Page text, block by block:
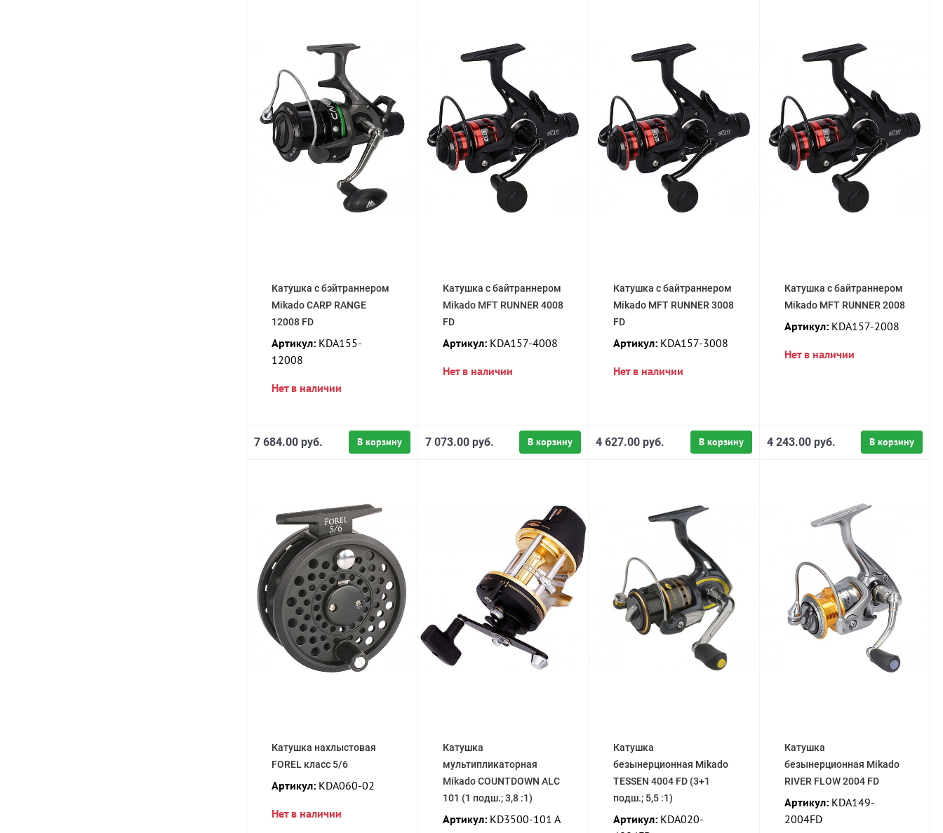
Катушка с бэйтраннером
Mikado CARP RANGE
12008 FD
Артикул: KDA155-
12008
Нет в наличии
В корзину
7 684.00 руб.
Катушка с байтраннером
Mikado MFT RUNNER 4008
FD
Артикул:KDA157-4008
Нет в наличии
В корзину
7 073.00 руб.
Катушка с байтраннером
Mikado MFT RUNNER 3008
FD
Артикул: KDA157-3008
Нет в наличии
В корзину
4 627.00 руб.
Катушка с байтраннером
Mikado MFT RUNNER 2008
Артикул:KDA157-2008
Нет в наличии
В корзину
4 243.00 руб.
Катушка нахлыстовая
FOREL класс 5/6
Артикул: KDA060-02
Нет в наличии
Катушка
мультипликаторная
Mikado COUNTDOWN ALC
101 (1 подш.; 3,8 :1)
Артикул:KD3500-101 A
Катушка
безынерционная Mikado
TESSEN 4004 FD (3+1
подш.; 5,5 :1)
Артикул: KDA020-
Катушка
безынерционная Mikado
RIVER FLOW 2004 FD
Артикул:KDA149-
2004FD